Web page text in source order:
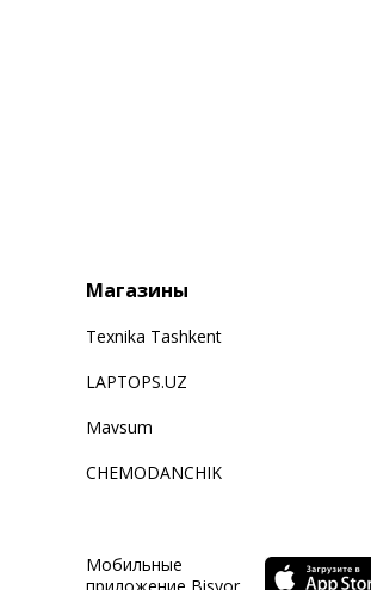
Магазины
Texnika Tashkent
LAPTOPS.UZ
Mavsum
CHEMODANCHIK
Мобильные